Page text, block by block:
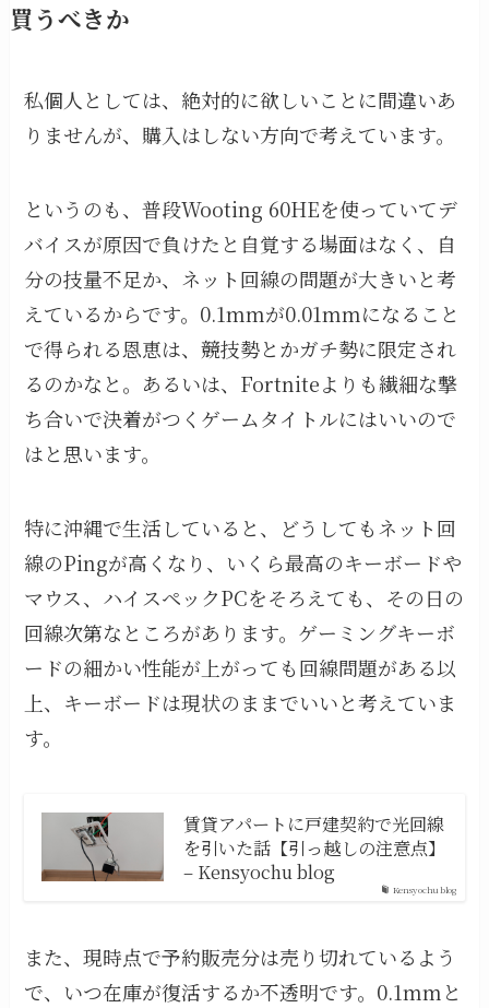
買うべきか
私個人としては、絶対的に欲しいことに間違いあ
りませんが、購入はしない方向で考えています。
というのも、普段Wooting 60HEを使っていてデ
バイスが原因で負けたと自覚する場面はなく、自
分の技量不足か、ネット回線の問題が大きいと考
えているからです。0.1mmが0.01mmになること
で得られる恩恵は、競技勢とかガチ勢に限定され
るのかなと。あるいは、Fortniteよりも繊細な撃
ち合いで決着がつくゲームタイトルにはいいので
はと思います。
特に沖縄で生活していると、どうしてもネット回
線のPingが高くなり、いくら最高のキーボードや
マウス、ハイスペックPCをそろえても、その日の
回線次第なところがあります。ゲーミングキーボ
ードの細かい性能が上がっても回線問題がある以
上、キーボードは現状のままでいいと考えていま
す。
Kensyochu blog
賃貸アパートに戸建契約で光回線
を引いた話【引っ越しの注意点】
– Kensyochu blog
また、現時点で予約販売分は売り切れているよう
で、いつ在庫が復活するか不透明です。0.1mmと